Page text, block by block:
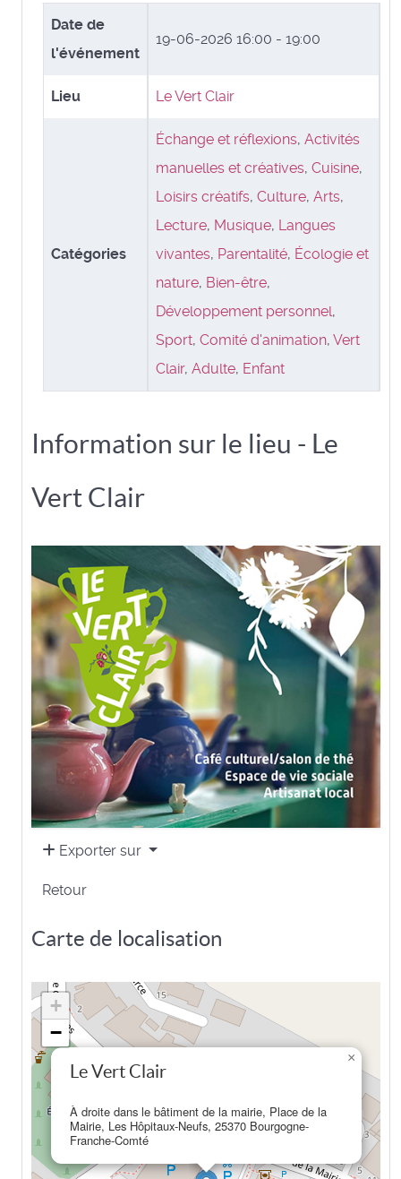
Date de
l'événement
19-06-2026 16:00 - 19:00
Lieu Le Vert Clair
Catégories
Échange et réflexions, Activités
manuelles et créatives, Cuisine,
Loisirs créatifs, Culture, Arts,
Lecture, Musique, Langues
vivantes, Parentalité, Écologie et
nature, Bien-être,
Développement personnel,
Sport, Comité d'animation, Vert
Clair, Adulte, Enfant
Information sur le lieu - Le
Vert Clair
Exporter sur
Retour
Carte de localisation
Le Vert Clair
À droite dans le bâtiment de la mairie, Place de la
Mairie, Les Hôpitaux-Neufs, 25370 Bourgogne-
Franche-Comté
×
+
−